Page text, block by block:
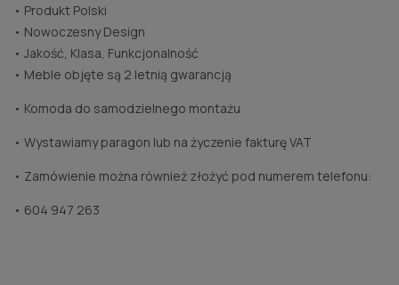
• Produkt Polski
• Nowoczesny Design
• Jakość, Klasa, Funkcjonalność
• Meble objęte są 2 letnią gwarancją
• Komoda do samodzielnego montażu
• Wystawiamy paragon lub na życzenie fakturę VAT
• Zamówienie można również złożyć pod numerem telefonu:
• 604 947 263